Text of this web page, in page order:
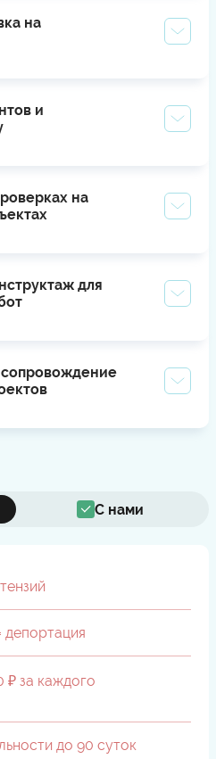
на
и
на
для
С нами
депортация
за каждого
до 90 суток